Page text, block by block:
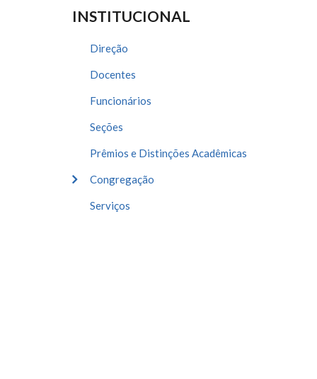
INSTITUCIONAL
Direção
Docentes
Funcionários
Seções
Prêmios e Distinções Acadêmicas
Congregação
Serviços